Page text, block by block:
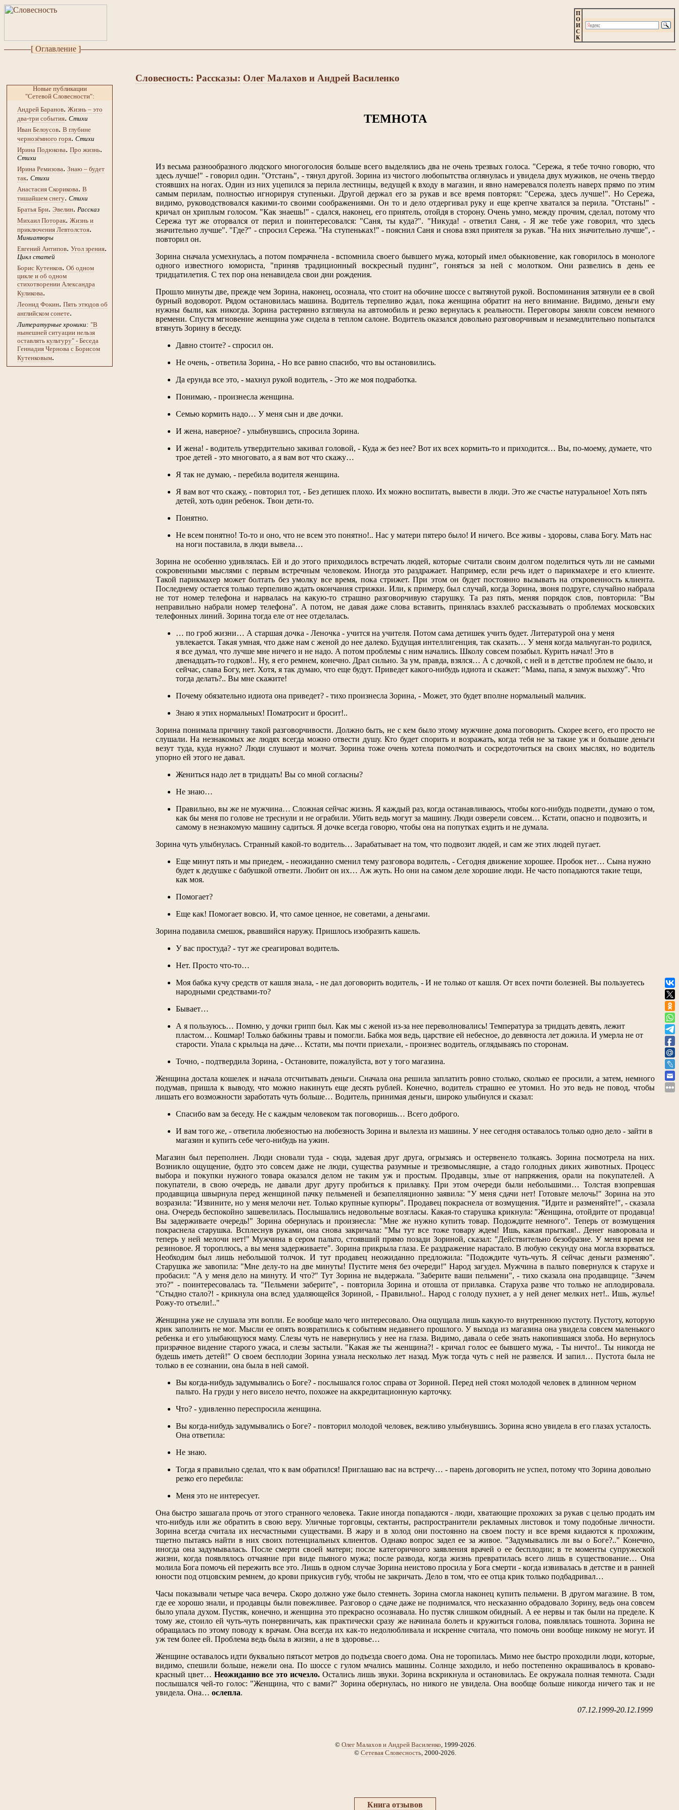
[ Оглавление ]
Новые публикации
"Сетевой Словесности":
Андрей Баранов. Жизнь – это
два-три события. Стихи
Иван Белоусов. В глубине
чернозёмного горя. Стихи
Ирина Подюкова. Про жизнь.
Стихи
Ирина Ремизова. Знаю – будет
так. Стихи
Анастасия Скорикова. В
тишайшем снегу. Стихи
Братья Бри. Эвелин. Рассказ
Михаил Поторак. Жизнь и
приключения Левтолстоя.
Миниатюры
Евгений Антипов. Угол зрения.
Цикл статей
Борис Кутенков. Об одном
цикле и об одном
стихотворении Александра
Куликова.
Леонид Фокин. Пять этюдов об
английском сонете.
Литературные хроники: "В
нынешней ситуации нельзя
оставлять культуру" - Беседа
Геннадия Чернова с Борисом
Кутенковым.
П
О
И
С
К
Словесность: Рассказы: Олег Малахов и Андрей Василенко
ТЕМНОТА
Из весьма разнообразного людского многоголосия больше всего выделялись два не очень трезвых голоса. "Сережа, я тебе точно говорю, что
здесь лучше!" - говорил один. "Отстань", - тянул другой. Зорина из чистого любопытства оглянулась и увидела двух мужиков, не очень твердо
стоявших на ногах. Один из них уцепился за перила лестницы, ведущей к входу в магазин, и явно намеревался полезть наверх прямо по этим
самым перилам, полностью игнорируя ступеньки. Другой держал его за рукав и все время повторял: "Сережа, здесь лучше!". Но Сережа,
видимо, руководствовался какими-то своими соображениями. Он то и дело отдергивал руку и еще крепче хватался за перила. "Отстань!" -
кричал он хриплым голосом. "Как знаешь!" - сдался, наконец, его приятель, отойдя в сторону. Очень умно, между прочим, сделал, потому что
Сережа тут же оторвался от перил и поинтересовался: "Саня, ты куда?". "Никуда! - ответил Саня, - Я же тебе уже говорил, что здесь
значительно лучше". "Где?" - спросил Сережа. "На ступеньках!" - пояснил Саня и снова взял приятеля за рукав. "На них значительно лучше", -
повторил он.
Зорина сначала усмехнулась, а потом помрачнела - вспомнила своего бывшего мужа, который имел обыкновение, как говорилось в монологе
одного известного юмориста, "приняв традиционный воскресный пудинг", гоняться за ней с молотком. Они развелись в день ее
тридцатилетия. С тех пор она ненавидела свои дни рождения.
Прошло минуты две, прежде чем Зорина, наконец, осознала, что стоит на обочине шоссе с вытянутой рукой. Воспоминания затянули ее в свой
бурный водоворот. Рядом остановилась машина. Водитель терпеливо ждал, пока женщина обратит на него внимание. Видимо, деньги ему
нужны были, как никогда. Зорина растерянно взглянула на автомобиль и резко вернулась к реальности. Переговоры заняли совсем немного
времени. Спустя мгновение женщина уже сидела в теплом салоне. Водитель оказался довольно разговорчивым и незамедлительно попытался
втянуть Зорину в беседу.
Давно стоите? - спросил он.
Не очень, - ответила Зорина, - Но все равно спасибо, что вы остановились.
Да ерунда все это, - махнул рукой водитель, - Это же моя подработка.
Понимаю, - произнесла женщина.
Семью кормить надо… У меня сын и две дочки.
И жена, наверное? - улыбнувшись, спросила Зорина.
И жена! - водитель утвердительно закивал головой, - Куда ж без нее? Вот их всех кормить-то и приходится… Вы, по-моему, думаете, что
трое детей - это многовато, а я вам вот что скажу…
Я так не думаю, - перебила водителя женщина.
Я вам вот что скажу, - повторил тот, - Без детишек плохо. Их можно воспитать, вывести в люди. Это же счастье натуральное! Хоть пять
детей, хоть один ребенок. Твои дети-то.
Понятно.
Не всем понятно! То-то и оно, что не всем это понятно!.. Нас у матери пятеро было! И ничего. Все живы - здоровы, слава Богу. Мать нас
на ноги поставила, в люди вывела…
Зорина не особенно удивлялась. Ей и до этого приходилось встречать людей, которые считали своим долгом поделиться чуть ли не самыми
сокровенными мыслями с первым встречным человеком. Иногда это раздражает. Например, если речь идет о парикмахере и его клиенте.
Такой парикмахер может болтать без умолку все время, пока стрижет. При этом он будет постоянно вызывать на откровенность клиента.
Последнему остается только терпеливо ждать окончания стрижки. Или, к примеру, был случай, когда Зорина, звоня подруге, случайно набрала
не тот номер телефона и нарвалась на какую-то страшно разговорчивую старушку. Та раз пять, меняя порядок слов, повторила: "Вы
неправильно набрали номер телефона". А потом, не давая даже слова вставить, принялась взахлеб рассказывать о проблемах московских
телефонных линий. Зорина тогда еле от нее отделалась.
… по гроб жизни… А старшая дочка - Леночка - учится на учителя. Потом сама детишек учить будет. Литературой она у меня
увлекается. Такая умная, что даже нам с женой до нее далеко. Будущая интеллигенция, так сказать… У меня когда мальчуган-то родился,
я все думал, что лучше мне ничего и не надо. А потом проблемы с ним начались. Школу совсем позабыл. Курить начал! Это в
двенадцать-то годков!.. Ну, я его ремнем, конечно. Драл сильно. За ум, правда, взялся… А с дочкой, с ней и в детстве проблем не было, и
сейчас, слава Богу, нет. Хотя, я так думаю, что еще будут. Приведет какого-нибудь идиота и скажет: "Мама, папа, я замуж выхожу". Что
тогда делать?.. Вы мне скажите!
Почему обязательно идиота она приведет? - тихо произнесла Зорина, - Может, это будет вполне нормальный мальчик.
Знаю я этих нормальных! Поматросит и бросит!..
Зорина понимала причину такой разговорчивости. Должно быть, не с кем было этому мужчине дома поговорить. Скорее всего, его просто не
слушали. На незнакомых же людях всегда можно отвести душу. Кто будет спорить и возражать, когда тебя не за такие уж и большие деньги
везут туда, куда нужно? Люди слушают и молчат. Зорина тоже очень хотела помолчать и сосредоточиться на своих мыслях, но водитель
упорно ей этого не давал.
Жениться надо лет в тридцать! Вы со мной согласны?
Не знаю…
Правильно, вы же не мужчина… Сложная сейчас жизнь. Я каждый раз, когда останавливаюсь, чтобы кого-нибудь подвезти, думаю о том,
как бы меня по голове не треснули и не ограбили. Убить ведь могут за машину. Люди озверели совсем… Кстати, опасно и подвозить, и
самому в незнакомую машину садиться. Я дочке всегда говорю, чтобы она на попутках ездить и не думала.
Зорина чуть улыбнулась. Странный какой-то водитель… Зарабатывает на том, что подвозит людей, и сам же этих людей пугает.
Еще минут пять и мы приедем, - неожиданно сменил тему разговора водитель, - Сегодня движение хорошее. Пробок нет… Сына нужно
будет к дедушке с бабушкой отвезти. Любит он их… Аж жуть. Но они на самом деле хорошие люди. Не часто попадаются такие тещи,
как моя.
Помогает?
Еще как! Помогает вовсю. И, что самое ценное, не советами, а деньгами.
Зорина подавила смешок, рвавшийся наружу. Пришлось изобразить кашель.
У вас простуда? - тут же среагировал водитель.
Нет. Просто что-то…
Моя бабка кучу средств от кашля знала, - не дал договорить водитель, - И не только от кашля. От всех почти болезней. Вы пользуетесь
народными средствами-то?
Бывает…
А я пользуюсь… Помню, у дочки грипп был. Как мы с женой из-за нее переволновались! Температура за тридцать девять, лежит
пластом… Кошмар! Только бабкины травы и помогли. Бабка моя ведь, царствие ей небесное, до девяноста лет дожила. И умерла не от
старости. Упала с крыльца на даче… Кстати, мы почти приехали, - произнес водитель, оглядываясь по сторонам.
Точно, - подтвердила Зорина, - Остановите, пожалуйста, вот у того магазина.
Женщина достала кошелек и начала отсчитывать деньги. Сначала она решила заплатить ровно столько, сколько ее просили, а затем, немного
подумав, пришла к выводу, что можно накинуть еще десять рублей. Конечно, водитель страшно ее утомил. Но это ведь не повод, чтобы
лишать его возможности заработать чуть больше… Водитель, принимая деньги, широко улыбнулся и сказал:
Спасибо вам за беседу. Не с каждым человеком так поговоришь… Всего доброго.
И вам того же, - ответила любезностью на любезность Зорина и вылезла из машины. У нее сегодня оставалось только одно дело - зайти в
магазин и купить себе чего-нибудь на ужин.
Магазин был переполнен. Люди сновали туда - сюда, задевая друг друга, огрызаясь и остервенело толкаясь. Зорина посмотрела на них.
Возникло ощущение, будто это совсем даже не люди, существа разумные и трезвомыслящие, а стадо голодных диких животных. Процесс
выбора и покупки нужного товара оказался делом не таким уж и простым. Продавцы, злые от напряжения, орали на покупателей. А
покупатели, в свою очередь, не давали друг другу пробиться к прилавку. При этом очереди были небольшими… Толстая взопревшая
продавщица швырнула перед женщиной пачку пельменей и безапелляционно заявила: "У меня сдачи нет! Готовьте мелочь!" Зорина на это
возразила: "Извините, но у меня мелочи нет. Только крупные купюры". Продавец покраснела от возмущения. "Идите и разменяйте!", - сказала
она. Очередь беспокойно зашевелилась. Послышались недовольные возгласы. Какая-то старушка крикнула: "Женщина, отойдите от продавца!
Вы задерживаете очередь!" Зорина обернулась и произнесла: "Мне же нужно купить товар. Подождите немного". Теперь от возмущения
покраснела старушка. Всплеснув руками, она снова закричала: "Мы тут все тоже товару ждем! Ишь, какая прыткая!.. Денег наворовала и
теперь у ней мелочи нет!" Мужчина в сером пальто, стоявший прямо позади Зориной, сказал: "Действительно безобразие. У меня время не
резиновое. Я тороплюсь, а вы меня задерживаете". Зорина прикрыла глаза. Ее раздражение нарастало. В любую секунду она могла взорваться.
Необходим был лишь небольшой толчок. И тут продавец неожиданно предложила: "Подождите чуть-чуть. Я сейчас деньги разменяю".
Старушка же завопила: "Мне делу-то на две минуты! Пустите меня без очереди!" Народ загудел. Мужчина в пальто повернулся к старухе и
пробасил: "А у меня дело на минуту. И что?" Тут Зорина не выдержала. "Заберите ваши пельмени", - тихо сказала она продавщице. "Зачем
это?" - поинтересовалась та. "Пельмени заберите", - повторила Зорина и отошла от прилавка. Старуха разве что только не аплодировала.
"Стыдно стало?! - крикнула она вслед удаляющейся Зориной, - Правильно!.. Народ с голоду пухнет, а у ней денег мелких нет!.. Ишь, жулье!
Рожу-то отъели!.."
Женщина уже не слушала эти вопли. Ее вообще мало чего интересовало. Она ощущала лишь какую-то внутреннюю пустоту. Пустоту, которую
крик заполнить не мог. Мысли ее опять возвратились к событиям недавнего прошлого. У выхода из магазина она увидела совсем маленького
ребенка и его улыбающуюся маму. Слезы чуть не навернулись у нее на глаза. Видимо, давала о себе знать накопившаяся злоба. Но вернулось
призрачное видение старого ужаса, и слезы застыли. "Какая же ты женщина?! - кричал голос ее бывшего мужа, - Ты ничто!.. Ты никогда не
будешь иметь детей!" О своем бесплодии Зорина узнала несколько лет назад. Муж тогда чуть с ней не развелся. И запил… Пустота была не
только в ее сознании, она была в ней самой.
Вы когда-нибудь задумывались о Боге? - послышался голос справа от Зориной. Перед ней стоял молодой человек в длинном черном
пальто. На груди у него висело нечто, похожее на аккредитационную карточку.
Что? - удивленно переспросила женщина.
Вы когда-нибудь задумывались о Боге? - повторил молодой человек, вежливо улыбнувшись. Зорина ясно увидела в его глазах усталость.
Она ответила:
Не знаю.
Тогда я правильно сделал, что к вам обратился! Приглашаю вас на встречу… - парень договорить не успел, потому что Зорина довольно
резко его перебила:
Меня это не интересует.
Она быстро зашагала прочь от этого странного человека. Такие иногда попадаются - люди, хватающие прохожих за рукав с целью продать им
что-нибудь или же обратить в свою веру. Уличные торговцы, сектанты, распространители рекламных листовок и тому подобные личности.
Зорина всегда считала их несчастными существами. В жару и в холод они постоянно на своем посту и все время кидаются к прохожим,
тщетно пытаясь найти в них своих потенциальных клиентов. Однако вопрос задел ее за живое. "Задумывались ли вы о Боге?.." Конечно,
иногда она задумывалась. После смерти своей матери; после категоричного заявления врачей о ее бесплодии; в те моменты супружеской
жизни, когда появлялось отчаяние при виде пьяного мужа; после развода, когда жизнь превратилась всего лишь в существование… Она
молила Бога помочь ей пережить все это. Лишь в одном случае Зорина неистово просила у Бога смерти - когда извивалась в детстве и в ранней
юности под отцовским ремнем, до крови прикусив губу, чтобы не закричать. Дело в том, что ее отца крик только подбадривал…
Часы показывали четыре часа вечера. Скоро должно уже было стемнеть. Зорина смогла наконец купить пельмени. В другом магазине. В том,
где ее хорошо знали, и продавцы были повежливее. Разговор о сдаче даже не поднимался, что несказанно обрадовало Зорину, ведь она совсем
было упала духом. Пустяк, конечно, и женщина это прекрасно осознавала. Но пустяк слишком обидный. А ее нервы и так были на пределе. К
тому же, стоило ей чуть-чуть понервничать, как практически сразу же начинала болеть и кружиться голова, появлялась тошнота. Зорина не
обращалась по этому поводу к врачам. Она всегда их как-то недолюбливала и искренне считала, что помочь они вообще никому не могут. И
уж тем более ей. Проблема ведь была в жизни, а не в здоровье…
Женщине оставалось идти буквально пятьсот метров до подъезда своего дома. Она не торопилась. Мимо нее быстро проходили люди, которые,
видимо, спешили больше, нежели она. По шоссе с гулом мчались машины. Солнце заходило, и небо постепенно окрашивалось в кроваво-
красный цвет… Неожиданно все это исчезло. Остались лишь звуки. Зорина вскрикнула и остановилась. Ее окружала полная темнота. Сзади
послышался чей-то голос: "Женщина, что с вами?" Зорина обернулась, но никого не увидела. Она вообще больше никогда ничего так и не
увидела. Она… ослепла.
07.12.1999-20.12.1999
© Олег Малахов и Андрей Василенко, 1999-2026.
© Сетевая Словесность, 2000-2026.
Книга отзывов